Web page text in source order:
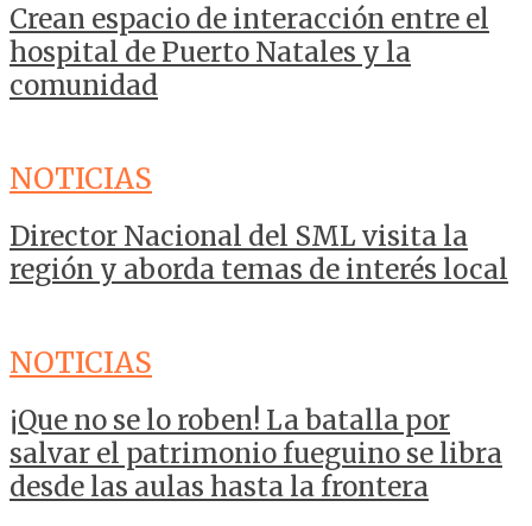
Crean espacio de interacción entre el
hospital de Puerto Natales y la
comunidad
NOTICIAS
Director Nacional del SML visita la
región y aborda temas de interés local
NOTICIAS
¡Que no se lo roben! La batalla por
salvar el patrimonio fueguino se libra
desde las aulas hasta la frontera